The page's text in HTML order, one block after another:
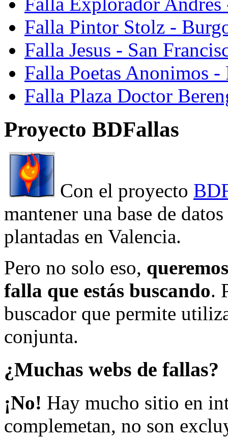
Falla Pintor Stolz -
Falla Jesus - San
Falla Poetas Anonimos
Falla Plaza Doctor
Proyecto BDFallas
Con el proyecto
mantener una base de
plantadas en Valencia.
Pero no solo eso,
falla que estás buscando.
buscador que permite
conjunta.
¿Muchas webs de fallas?
¡No! Hay mucho sitio en
complemetan, no son